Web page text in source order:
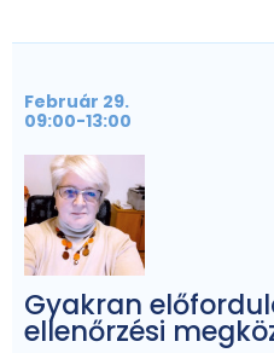
Február 29.
09:00-13:00
Gyakran
ellenőrzési